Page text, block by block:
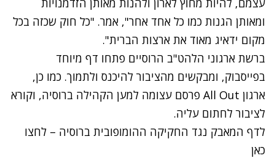
עצמם, להיות מחוץ לארון ולהנות מאותן הזדמנויות
ומאותן הגנות כמו כל אחד אחר", אמר. "כל חוק שכזה בכל
מקום ידאיג מאוד את ארצות הברית".
ברשת ארגוני הלהט"ב הרוסיים פתחו דף מיוחד
בפייסבוק, ומבקשים מהציבור להיכנס ולתמוך. כמו כן,
ארגון All Out פרסם עצומה למען הקהילה ברוסיה, וקורא
לציבור לחתום עליה.
לדף המאבק נגד החקיקה ההומופובית ברוסיה – לחצו
כאן